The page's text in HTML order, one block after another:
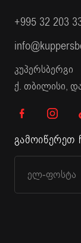
+995 32 203
კუპერსბერგი
ქ. თბილისი,
გამოიწერეთ